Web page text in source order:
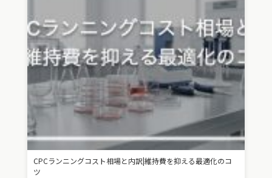
CPCランニングコスト相場と内訳|維持費を抑える最適化のコ
ツ